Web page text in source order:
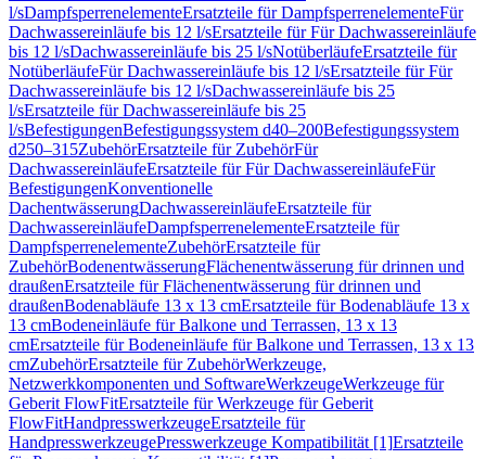
l/sDampfsperrenelementeErsatzteile für DampfsperrenelementeFür
Dachwassereinläufe bis 12 l/sErsatzteile für Für Dachwassereinläufe
bis 12 l/sDachwassereinläufe bis 25 l/sNotüberläufeErsatzteile für
NotüberläufeFür Dachwassereinläufe bis 12 l/sErsatzteile für Für
Dachwassereinläufe bis 12 l/sDachwassereinläufe bis 25
l/sErsatzteile für Dachwassereinläufe bis 25
l/sBefestigungenBefestigungssystem d40–200Befestigungssystem
d250–315ZubehörErsatzteile für ZubehörFür
DachwassereinläufeErsatzteile für Für DachwassereinläufeFür
BefestigungenKonventionelle
DachentwässerungDachwassereinläufeErsatzteile für
DachwassereinläufeDampfsperrenelementeErsatzteile für
DampfsperrenelementeZubehörErsatzteile für
ZubehörBodenentwässerungFlächenentwässerung für drinnen und
draußenErsatzteile für Flächenentwässerung für drinnen und
draußenBodenabläufe 13 x 13 cmErsatzteile für Bodenabläufe 13 x
13 cmBodeneinläufe für Balkone und Terrassen, 13 x 13
cmErsatzteile für Bodeneinläufe für Balkone und Terrassen, 13 x 13
cmZubehörErsatzteile für ZubehörWerkzeuge,
Netzwerkkomponenten und SoftwareWerkzeugeWerkzeuge für
Geberit FlowFitErsatzteile für Werkzeuge für Geberit
FlowFitHandpresswerkzeugeErsatzteile für
HandpresswerkzeugePresswerkzeuge Kompatibilität [1]Ersatzteile